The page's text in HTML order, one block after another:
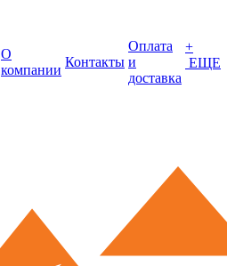
О
компании
Контакты
Оплата
и
доставка
+
ЕЩЕ